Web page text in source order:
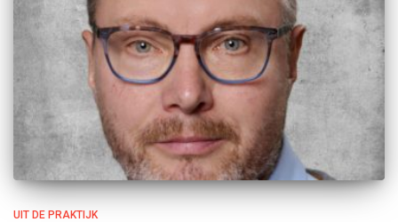
UIT DE PRAKTIJK